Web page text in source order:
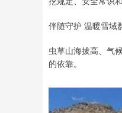
伴随守护 温暖雪域
虫草山海拔高、气
的依靠。